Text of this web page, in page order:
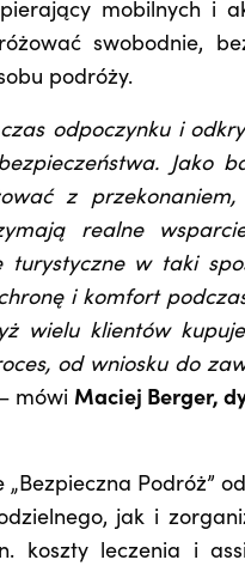
mobilnych i
swobodnie,
podróży.
odpoczynku i
Jako
z
realne
turystyczne w taki
i komfort
wielu klientów
od wniosku do
– mówi Maciej Berger,
„Bezpieczna Podróż”
jak i
koszty leczenia i